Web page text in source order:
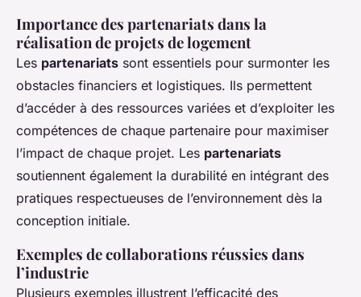
Importance des partenariats dans la
réalisation de projets de logement
Les partenariats sont essentiels pour surmonter les
obstacles financiers et logistiques. Ils permettent
d’accéder à des ressources variées et d’exploiter les
compétences de chaque partenaire pour maximiser
l’impact de chaque projet. Les partenariats
soutiennent également la durabilité en intégrant des
pratiques respectueuses de l’environnement dès la
conception initiale.
Exemples de collaborations réussies dans
l’industrie
Plusieurs exemples illustrent l’efficacité des